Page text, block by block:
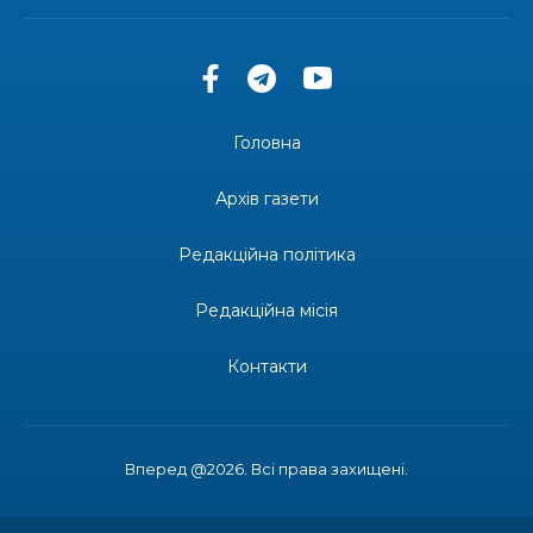
Юні мешканці Бахмутської громади у Харкові
долучилися до проєкту «Радість у дитячих
територіальної громади
«Дві музи» у Рівному: свято краси, мистецтва
епідеміолог, зоолог
Вперед @2026. Всі права захищені.
Головна
Архів газети
Редакційна політика
Редакційна місія
Контакти